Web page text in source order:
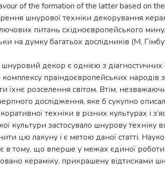
of the formation of the latter based on
шнурової техніки декорування
питань східноєвропейського
на думку багатьох дослідників (М.
декор є однією з діагностичних
комплексу праіндоєвропейських
їхнє розселення світом. Втім,
дослідження, яке б сукупно
техніки в різних культурах і
культури застосувало шнурову техніку
цю лакуну і є метою даної статті.
в тому, що вперше у межах єдиної
кераміку, прикрашену відтисками